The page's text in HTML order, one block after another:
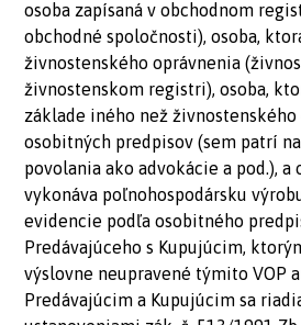
osoba zapísaná v obchodnom
obchodné spoločnosti), osoba,
živnostenského oprávnenia
živnostenskom registri), osoba,
základe iného než
osobitných predpisov (sem patrí
povolania ako advokácie a pod.), a
vykonáva poľnohospodársku
evidencie podľa osobitného
Predávajúceho s Kupujúcim,
výslovne neupravené týmito VOP
Predávajúcim a Kupujúcim sa